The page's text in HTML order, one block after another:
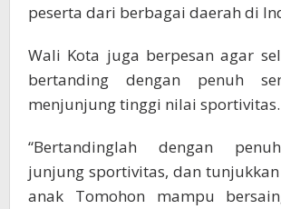
peserta dari berbagai daerah di
Wali Kota juga berpesan agar
bertanding dengan penuh
menjunjung tinggi nilai sportivitas.
“Bertandinglah dengan
junjung sportivitas, dan
anak Tomohon mampu